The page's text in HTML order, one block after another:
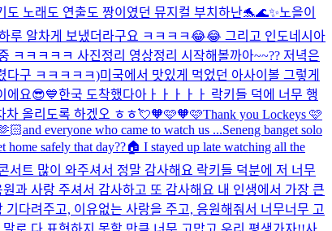
도 노래도 연출도 짱이였던 뮤지컬 부치하난🐬🌊✨노을이
루 알차게 보냈더라구요 ㅋㅋㅋㅋ😂😂 그리고 인도네시아
ㅋㅋㅋㅋㅋ 사진정리 영상정리 시작해볼까아~~?? 저녁은
다구 ㅋㅋㅋㅋㅋ)미국에서 맛있게 먹었던 아사이볼 그렇게
에요😎💙한국 도착했다아ㅏㅏㅏㅏㅏ 락키들 덕에 너무 행
차 올리도록 하겠오 ㅎㅎ💘🧡🩷🧡🩷Thank you Lockeys 🩷
everyone who came to watch us ...Seneng banget solo
home safely that day??🏠 I stayed up late watching all the
서트 많이 와주셔서 정말 감사해요 락키들 덕분에 저 너무
과 사랑 주셔서 감사하고 또 감사해요 내 인생에서 가장 큰
다려주고, 이유없는 사랑을 주고, 응원해줘서 너무너무 고